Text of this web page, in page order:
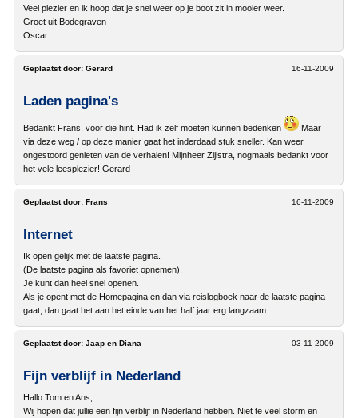
Veel plezier en ik hoop dat je snel weer op je boot zit in mooier weer.
Groet uit Bodegraven
Oscar
16-11-2009
Geplaatst door: Gerard
Laden pagina's
Bedankt Frans, voor die hint. Had ik zelf moeten kunnen bedenken
Maar
via deze weg / op deze manier gaat het inderdaad stuk sneller. Kan weer
ongestoord genieten van de verhalen! Mijnheer Zijlstra, nogmaals bedankt voor
het vele leesplezier! Gerard
16-11-2009
Geplaatst door: Frans
Internet
Ik open gelijk met de laatste pagina.
(De laatste pagina als favoriet opnemen).
Je kunt dan heel snel openen.
Als je opent met de Homepagina en dan via reislogboek naar de laatste pagina
gaat, dan gaat het aan het einde van het half jaar erg langzaam
03-11-2009
Geplaatst door: Jaap en Diana
Fijn verblijf in Nederland
Hallo Tom en Ans,
Wij hopen dat jullie een fijn verblijf in Nederland hebben. Niet te veel storm en